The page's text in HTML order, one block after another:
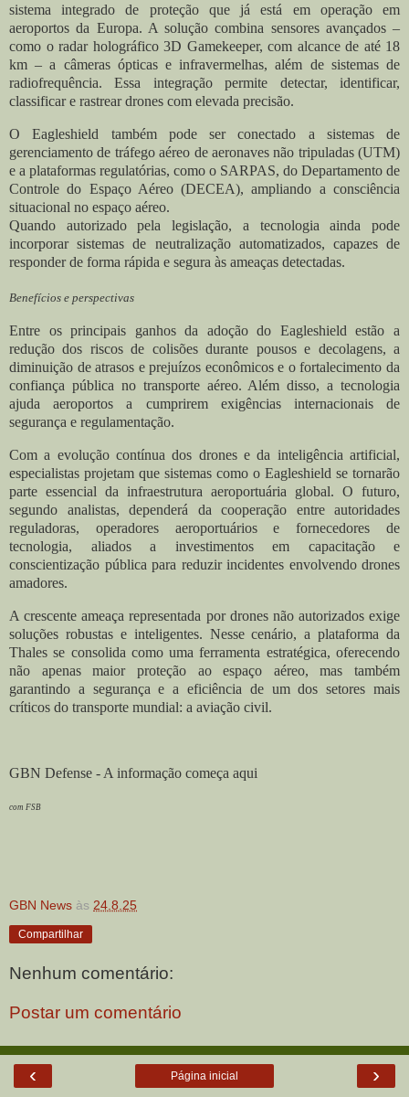
sistema integrado de proteção que já está em operação em
aeroportos da Europa. A solução combina sensores avançados –
como o radar holográfico 3D Gamekeeper, com alcance de até 18
km – a câmeras ópticas e infravermelhas, além de sistemas de
radiofrequência. Essa integração permite detectar, identificar,
classificar e rastrear drones com elevada precisão.
O Eagleshield também pode ser conectado a sistemas de
gerenciamento de tráfego aéreo de aeronaves não tripuladas (UTM)
e a plataformas regulatórias, como o SARPAS, do Departamento de
Controle do Espaço Aéreo (DECEA), ampliando a consciência
situacional no espaço aéreo.
Quando autorizado pela legislação, a tecnologia ainda pode
incorporar sistemas de neutralização automatizados, capazes de
responder de forma rápida e segura às ameaças detectadas.
Benefícios e perspectivas
Entre os principais ganhos da adoção do Eagleshield estão a
redução dos riscos de colisões durante pousos e decolagens, a
diminuição de atrasos e prejuízos econômicos e o fortalecimento da
confiança pública no transporte aéreo. Além disso, a tecnologia
ajuda aeroportos a cumprirem exigências internacionais de
segurança e regulamentação.
Com a evolução contínua dos drones e da inteligência artificial,
especialistas projetam que sistemas como o Eagleshield se tornarão
parte essencial da infraestrutura aeroportuária global. O futuro,
segundo analistas, dependerá da cooperação entre autoridades
reguladoras, operadores aeroportuários e fornecedores de
tecnologia, aliados a investimentos em capacitação e
conscientização pública para reduzir incidentes envolvendo drones
amadores.
A crescente ameaça representada por drones não autorizados exige
soluções robustas e inteligentes. Nesse cenário, a plataforma da
Thales se consolida como uma ferramenta estratégica, oferecendo
não apenas maior proteção ao espaço aéreo, mas também
garantindo a segurança e a eficiência de um dos setores mais
críticos do transporte mundial: a aviação civil.
GBN Defense - A informação começa aqui
com FSB
GBN News às 24.8.25
Compartilhar
Nenhum comentário:
Postar um comentário
‹ ›
Página inicial